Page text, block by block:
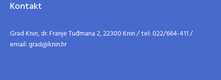
Kontakt
Grad Knin, dr. Franje Tuđmana 2, 22300 Knin / tel: 022/664-411 /
email: grad@knin.hr